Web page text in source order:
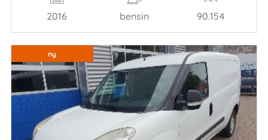
2016 bensin 90.154
ny